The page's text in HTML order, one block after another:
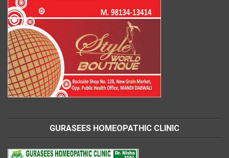
GURASEES HOMEOPATHIC CLINIC